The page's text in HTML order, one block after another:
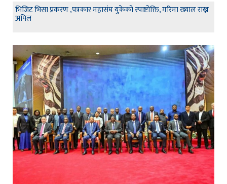
भिजिट भिसा प्रकरण ,पत्रकार महासंघ युकेको स्पाष्टोक्ति, गरिमा ख्याल राख्न
अपिल